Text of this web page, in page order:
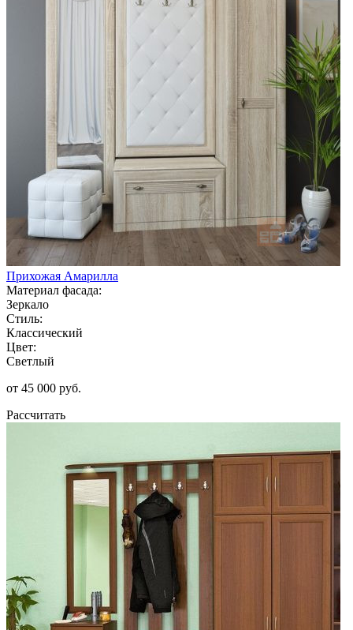
Прихожая Амарилла
Материал фасада:
Зеркало
Стиль:
Классический
Цвет:
Светлый
от 45 000 руб.
Рассчитать